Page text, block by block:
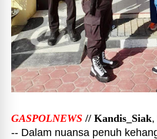
GASPOLNEWS // Kandis_Siak
-- Dalam nuansa penuh